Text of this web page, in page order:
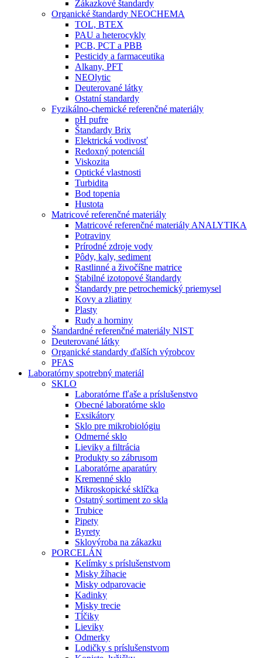
Zákazkové štandardy
Organické štandardy NEOCHEMA
TOL, BTEX
PAU a heterocykly
PCB, PCT a PBB
Pesticidy a farmaceutika
Alkany, PFT
NEOlytic
Deuterované látky
Ostatní standardy
Fyzikálno-chemické referenčné materiály
pH pufre
Štandardy Brix
Elektrická vodivosť
Redoxný potenciál
Viskozita
Optické vlastnosti
Turbidita
Bod topenia
Hustota
Matricové referenčné materiály
Matricové referenčné materiály ANALYTIKA
Potraviny
Prírodné zdroje vody
Pôdy, kaly, sediment
Rastlinné a živočíšne matrice
Stabilné izotopové štandardy
Štandardy pre petrochemický priemysel
Kovy a zliatiny
Plasty
Rudy a horniny
Štandardné referenčné materiály NIST
Deuterované látky
Organické standardy ďalších výrobcov
PFAS
Laboratórny spotrebný materiál
SKLO
Laboratórne fľaše a príslušenstvo
Obecné laboratórne sklo
Exsikátory
Sklo pre mikrobiológiu
Odmerné sklo
Lieviky a filtrácia
Produkty so zábrusom
Laboratórne aparatúry
Kremenné sklo
Mikroskopické sklíčka
Ostatný sortiment zo skla
Trubice
Pipety
Byrety
Sklovýroba na zákazku
PORCELÁN
Kelímky s príslušenstvom
Misky žíhacie
Misky odparovacie
Kadinky
Misky trecie
Tĺčiky
Lieviky
Odmerky
Lodičky s príslušenstvom